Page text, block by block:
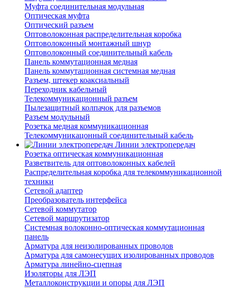
Муфта соединительная модульная
Оптическая муфта
Оптический разъем
Оптоволоконная распределительная коробка
Оптоволоконный монтажный шнур
Оптоволоконный соединительный кабель
Панель коммутационная медная
Панель коммутационная системная медная
Разъем, штекер коаксиальный
Переходник кабельный
Телекоммуникационный разъем
Пылезащитный колпачок для разъемов
Разъем модульный
Розетка медная коммуникационная
Телекоммуникацонный соединительный кабель
Линии электропередач
Розетка оптическая коммуникационная
Разветвитель для оптоволоконных кабелей
Распределительная коробка для телекоммуникационной
техники
Сетевой адаптер
Преобразователь интерфейса
Сетевой коммутатор
Сетевой маршрутизатор
Системная волоконно-оптическая коммутационная
панель
Арматура для неизолированных проводов
Арматура для самонесущих изолированных проводов
Арматура линейно-сцепная
Изоляторы для ЛЭП
Металлоконструкции и опоры для ЛЭП